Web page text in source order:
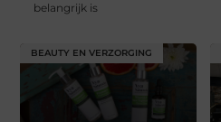
belangrijk is
BEAUTY EN VERZORGING